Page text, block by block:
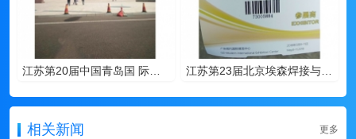
相关新闻 更多